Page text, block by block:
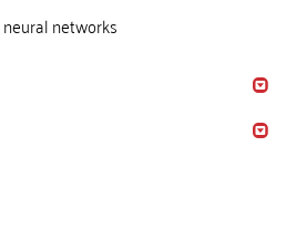
networks